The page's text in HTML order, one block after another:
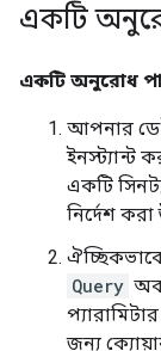
একটি
একটি অনুরোধ
আপনার
ইনস্ট্যান্ট
একটি
নির্দেশ
Query
জন্য